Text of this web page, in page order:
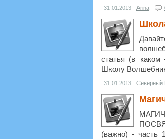
31.01.2013 Arina
статья (в
Школу
31.01.2013 Северный
(важно) -